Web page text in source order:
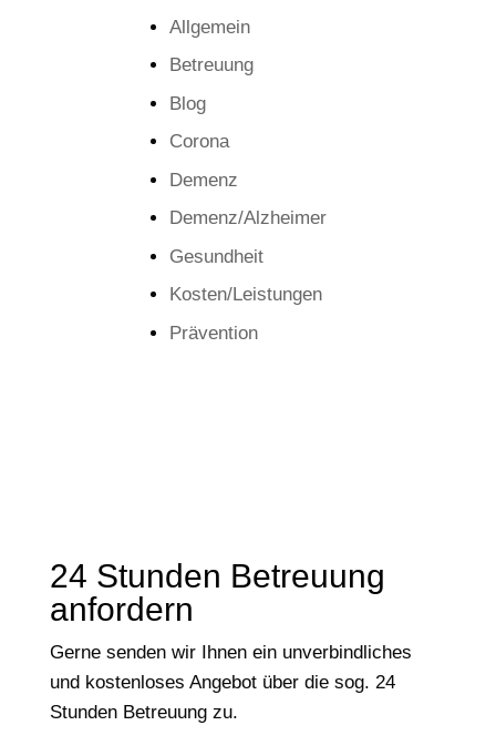
Allgemein
Betreuung
Blog
Corona
Demenz
Demenz/Alzheimer
Gesundheit
Kosten/Leistungen
Prävention
24 Stunden Betreuung
anfordern
Gerne senden wir Ihnen ein unverbindliches
und kostenloses Angebot über die sog. 24
Stunden Betreuung zu.